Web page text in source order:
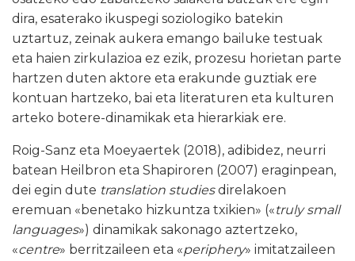
dira, esaterako ikuspegi soziologiko batekin
uztartuz, zeinak aukera emango bailuke testuak
eta haien zirkulazioa ez ezik, prozesu horietan parte
hartzen duten aktore eta erakunde guztiak ere
kontuan hartzeko, bai eta literaturen eta kulturen
arteko botere-dinamikak eta hierarkiak ere.
Roig-Sanz eta Moeyaertek (2018), adibidez, neurri
batean Heilbron eta Shapiroren (2007) eraginpean,
dei egin dute translation studiesdirelakoen
eremuan «benetako hizkuntza txikien» («truly small
languages») dinamikak sakonago aztertzeko,
«centre» berritzaileen eta «periphery» imitatzaileen